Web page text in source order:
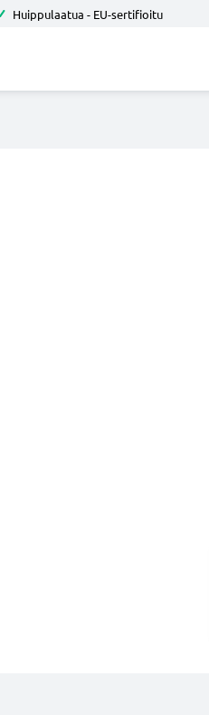
Huippulaatua - EU-sertifioitu